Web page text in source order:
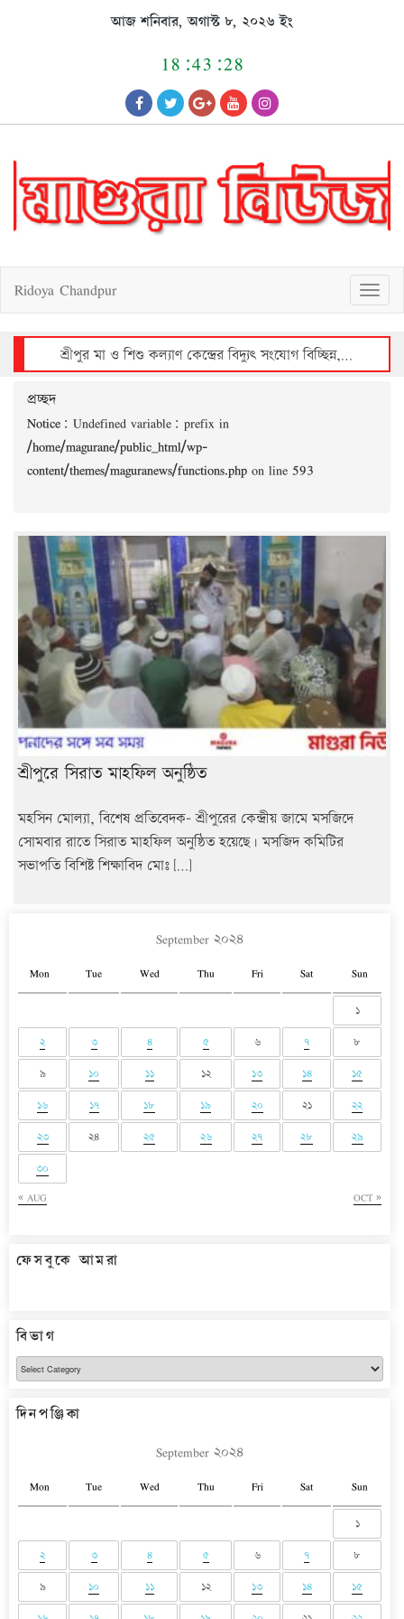
আজ শনিবার, অগাস্ট ৮, ২০২৬ ইং
18:43:28
T
o
g
g
l
a
t
Ridoya Chandpur
শ্রীপুর মা ও শিশু কল্যাণ কেন্দ্রের বিদ্যুৎ সংযোগ বিচ্ছিন্ন, রোগীদের দুর্ভোগ
প্রচ্ছদ
Notice : Undefined variable: prefix in
/home/magurane/public_html/wp-
content/themes/maguranews/functions.php on line 593
শ্রীপুরে সিরাত মাহফিল অনুষ্ঠিত
মহসিন মোল্যা, বিশেষ প্রতিবেদক- শ্রীপুরের কেন্দ্রীয় জামে মসজিদে
সোমবার রাতে সিরাত মাহফিল অনুষ্ঠিত হয়েছে। মসজিদ কমিটির
সভাপতি বিশিষ্ট শিক্ষাবিদ মোঃ […]
September ২০২৪
Mon Tue Wed Thu Fri Sat Sun
« AUG OCT »
১
২ ৩ ৪ ৫ ৬ ৭ ৮
৯ ১০ ১১ ১২ ১৩ ১৪ ১৫
১৬ ১৭ ১৮ ১৯ ২০ ২১ ২২
২৩ ২৪ ২৫ ২৬ ২৭ ২৮ ২৯
৩০
ফেসবুকে আমরা
বিভাগ
বিভাগ
দিনপঞ্জিকা
September ২০২৪
Mon Tue Wed Thu Fri Sat Sun
১
২ ৩ ৪ ৫ ৬ ৭ ৮
৯ ১০ ১১ ১২ ১৩ ১৪ ১৫